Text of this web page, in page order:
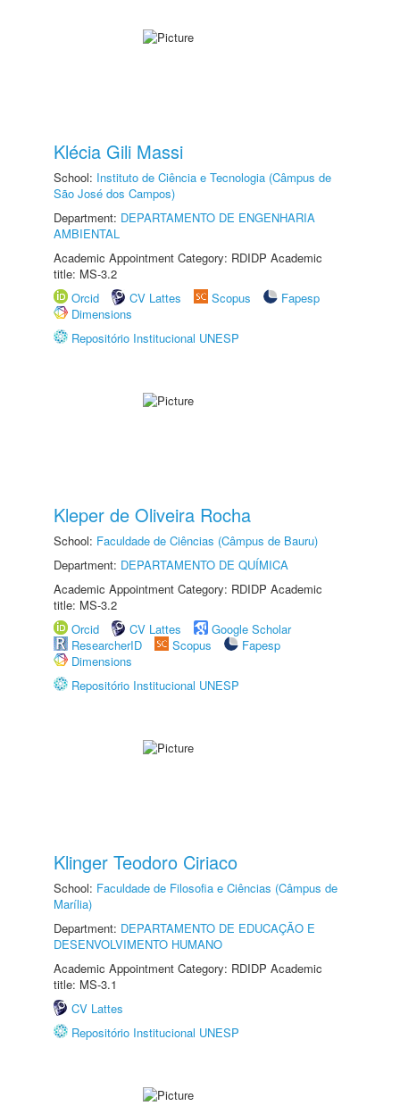
Klécia Gili Massi
School: Instituto de Ciência e Tecnologia (Câmpus de
São José dos Campos)
Department: DEPARTAMENTO DE ENGENHARIA
AMBIENTAL
Academic Appointment Category: RDIDP Academic
title: MS-3.2
Orcid
CV Lattes Scopus
Fapesp
Dimensions
Repositório Institucional UNESP
Kleper de Oliveira Rocha
School: Faculdade de Ciências (Câmpus de Bauru)
Department: DEPARTAMENTO DE QUÍMICA
Academic Appointment Category: RDIDP Academic
title: MS-3.2
Orcid
CV Lattes
Google Scholar
ResearcherID
Scopus
Fapesp
Dimensions
Repositório Institucional UNESP
Klinger Teodoro Ciriaco
School: Faculdade de Filosofia e Ciências (Câmpus de
Marília)
Department: DEPARTAMENTO DE EDUCAÇÃO E
DESENVOLVIMENTO HUMANO
Academic Appointment Category: RDIDP Academic
title: MS-3.1
CV Lattes
Repositório Institucional UNESP